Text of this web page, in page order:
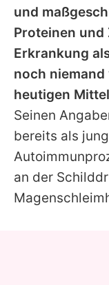
und
Proteinen und
Erkrankung
noch
heutigen
Seinen
bereits als
an der